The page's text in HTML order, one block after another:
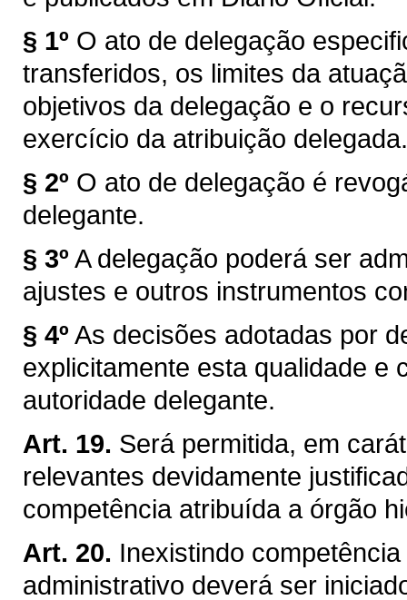
§ 1º O ato de delegação
transferidos, os limites da
objetivos da delegação e o
exercício da atribuição delegada.
§ 2º O ato de delegação é
delegante.
§ 3º A delegação poderá ser
ajustes e outros instrumentos
§ 4º As decisões adotadas por
explicitamente esta qualidade e
autoridade delegante.
Art. 19. Será permitida, em
relevantes devidamente
competência atribuída a órgão
Art. 20. Inexistindo
administrativo deverá ser